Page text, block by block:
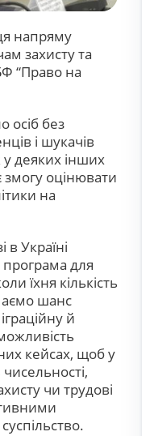
напряму
захисту та
“Право на
осіб без
і шукачів
у деяких інших
змогу оцінювати
на
Україні
програма для
їхня кількість
шанс
й
кейсах, щоб у
чи трудові